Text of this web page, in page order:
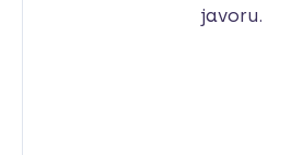
javoru.